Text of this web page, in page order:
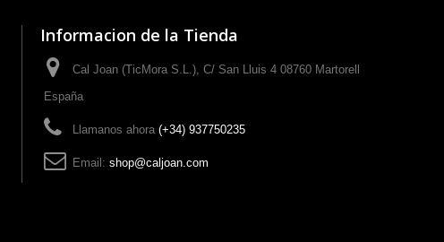
Informacion de la Tienda
Cal Joan (TicMora S.L.), C/ San Lluis 4 08760 Martorell
España
Llamanos ahora (+34) 937750235
Email: shop@caljoan.com